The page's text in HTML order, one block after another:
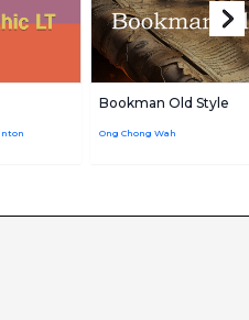
Bookman Old Style
Ong Chong Wah